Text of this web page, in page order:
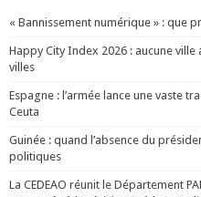
« Bannissement numérique » : que
Happy City Index 2026 : aucune
villes
Espagne : l’armée lance une vaste
Ceuta
Guinée : quand l’absence du
politiques
La CEDEAO réunit le Département